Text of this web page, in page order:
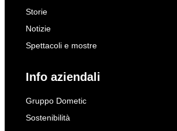
Storie
Notizie
Spettacoli e mostre
Info aziendali
Gruppo Dometic
Sostenibilità